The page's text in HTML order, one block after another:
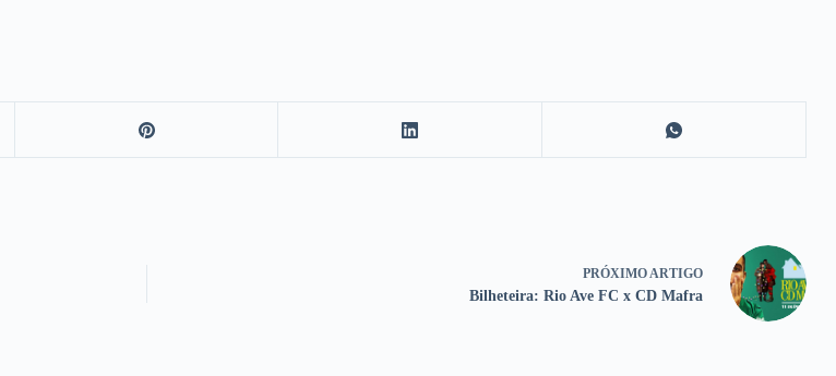
PRÓXIMO ARTIGO
Bilheteira: Rio Ave FC x CD Mafra